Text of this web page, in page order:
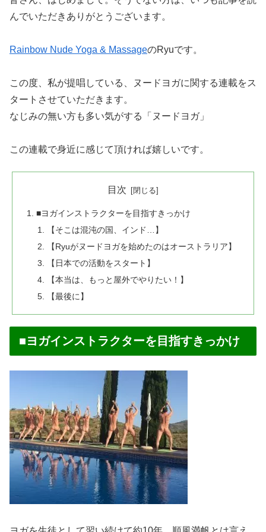
んでいただきありがとうございます。
Rainbow Nude Yoga & MassageのRyuです。
この度、私が提唱している、ヌードヨガに関する連載をス
タートさせていただきます。
なじみの無い方も多い気がする「ヌードヨガ」
この連載で身近に感じて頂ければ嬉しいです。
目次
■ヨガインストラクターを目指すきっかけ
【そこは混沌の国、インド…】
【Ryuがヌードヨガを始めたのはオーストラリア】
【日本での活動をスタート】
【本当は、もっと屋外でやりたい！】
【最後に】
■ヨガインストラクターを目指すきっかけ